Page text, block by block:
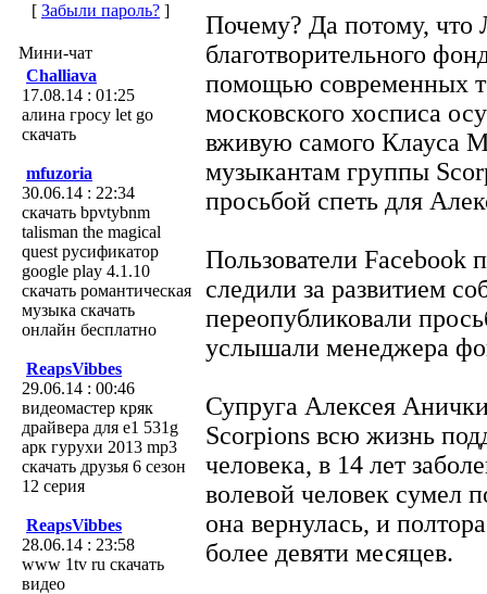
[ Забыли пароль? ]
Мини-чат
Challiava
17.08.14 : 01:25
алина гросу let go
скачать
mfuzoria
30.06.14 : 22:34
скачать bpvtybnm
talisman the magical
quest русификатор
google play 4.1.10
скачать романтическая
музыка скачать
онлайн бесплатно
ReapsVibbes
29.06.14 : 00:46
видеомастер кряк
драйвера для e1 531g
арк гурухи 2013 mp3
скачать друзья 6 сезон
12 серия
ReapsVibbes
28.06.14 : 23:58
www 1tv ru скачать
видео
Почему? Да потому, что
благотворительного
помощью современных
московского хосписа
вживую самого Клауса
музыкантам группы
просьбой спеть для
Пользователи Facebook
следили за развитием
переопубликовали
услышали менеджера
Супруга Алексея
Scorpions всю жизнь
человека, в 14 лет
волевой человек сумел
она вернулась, и
более девяти месяцев.